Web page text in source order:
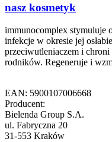
nasz kosmetyk
immunocomplex stymuluje
infekcje w okresie jej
przeciwutleniaczem i
rodników. Regeneruje i
EAN: 5900107006668
Producent:
Bielenda Group S.A.
ul. Fabryczna 20
31-553 Kraków